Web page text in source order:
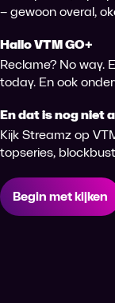
– gewoon overal,
Hallo VTM GO+
Reclame? No way.
today. En ook
En dat is nog niet
Kijk Streamz op
topseries,
Begin met kijken